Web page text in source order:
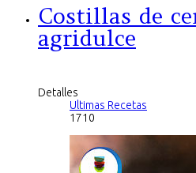
Costillas de
agridulce
Detalles
Ultimas Recetas
1710